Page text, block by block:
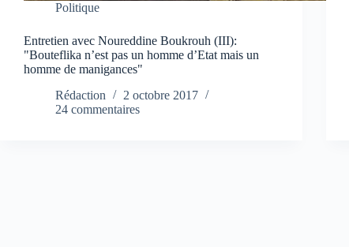
Politique
Entretien avec Noureddine Boukrouh (III):
"Bouteflika n’est pas un homme d’Etat mais un
homme de manigances"
Rédaction
2 octobre 2017
24 commentaires